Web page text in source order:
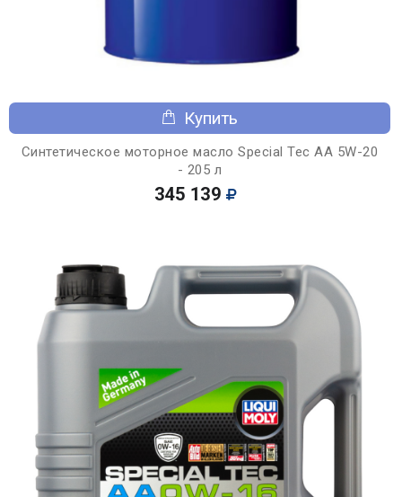
Купить
Синтетическое моторное масло Special Tec AA 5W-20
- 205 л
345 139